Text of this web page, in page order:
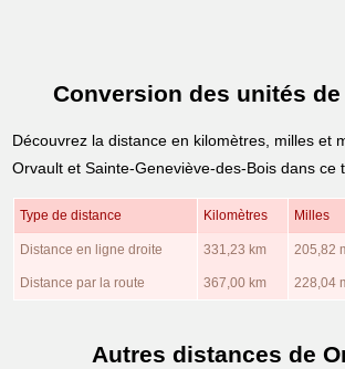
Conversion des unités
Découvrez la distance en kilomètres, milles et
Orvault et Sainte-Geneviève-des-Bois dans ce
Type de distance Kilomètres Milles
Distance en ligne droite 331,23 km 205,82
Distance par la route 367,00 km 228,04
Autres distances de